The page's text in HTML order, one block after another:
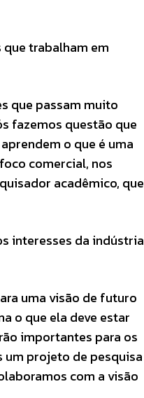
trabalham em
que passam muito
fazemos questão que
o que é uma
comercial, nos
acadêmico, que
interesses da indústria
uma visão de futuro
o que ela deve estar
importantes para os
um projeto de pesquisa
com a visão